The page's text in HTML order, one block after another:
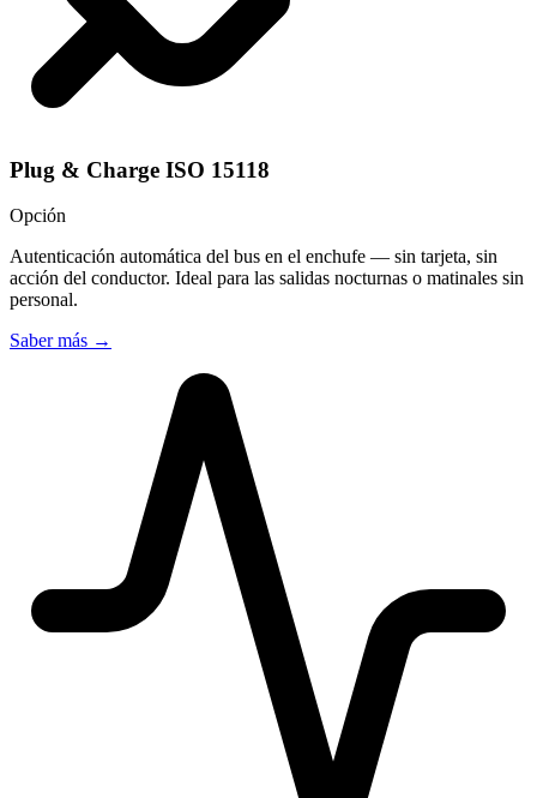
Plug & Charge ISO 15118
Opción
Autenticación automática del bus en el enchufe — sin tarjeta, sin
acción del conductor. Ideal para las salidas nocturnas o matinales sin
personal.
Saber más →